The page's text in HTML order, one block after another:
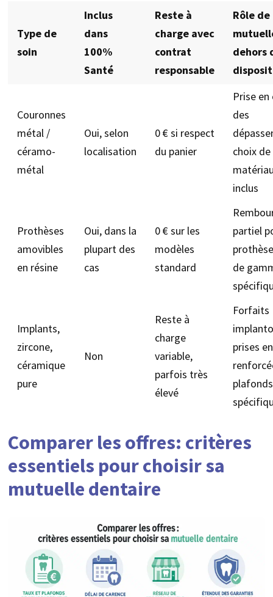
Type de
soin
Inclus
dans
100%
Santé
Reste à
charge avec
contrat
responsable
Rôle de
dehors
Couronnes
métal /
céramo-
métal
Oui, selon
localisation
0 € si respect
du panier
Prise
des
choix de
inclus
Prothèses
amovibles
en résine
Oui, dans la
plupart des
cas
0 € sur les
modèles
standard
partiel
de
Implants,
zircone,
céramique
pure
Non
Reste à
charge
variable,
parfois très
élevé
Forfaits
prises
plafonds
Comparer les offres: critères
essentiels pour choisir sa
mutuelle dentaire